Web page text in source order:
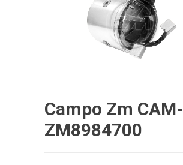
Campo Zm CAM-
ZM8984700